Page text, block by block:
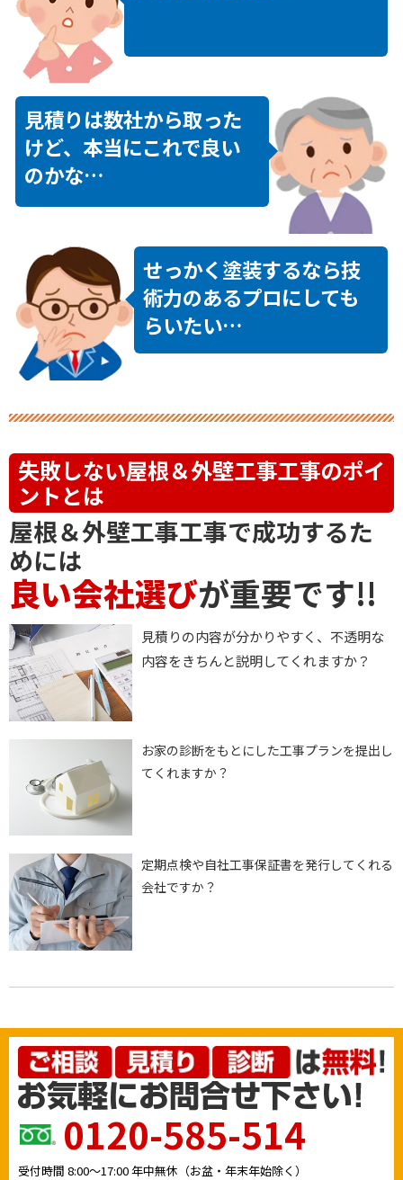
見積りは数社から取った
けど、本当にこれで良い
のかな…
せっかく塗装するなら技
術力のあるプロにしても
らいたい…
失敗しない屋根＆外壁工事工事のポイ
ントとは
屋根＆外壁工事工事で成功するた
めには
良い会社選びが重要です!!
見積りの内容が分かりやすく、不透明な
内容をきちんと説明してくれますか？
お家の診断をもとにした工事プランを提出し
てくれますか？
定期点検や自社工事保証書を発行してくれる
会社ですか？
0120-585-514
受付時間 8:00〜17:00年中無休（お盆・年末年始除く）